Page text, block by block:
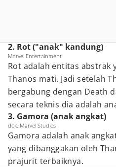
2. Rot ("anak" kandung)
Marvel Entertainment
Rot adalah entitas abstrak
Thanos mati. Jadi setelah
bergabung dengan Death
secara teknis dia adalah
3. Gamora (anak angkat)
dok. Marvel Studios
Gamora adalah anak
yang dibanggakan oleh
prajurit terbaiknya.